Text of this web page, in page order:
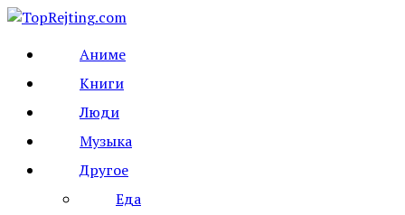
Перейти
контенту
Аниме
Книги
Люди
Музыка
Другое
Еда